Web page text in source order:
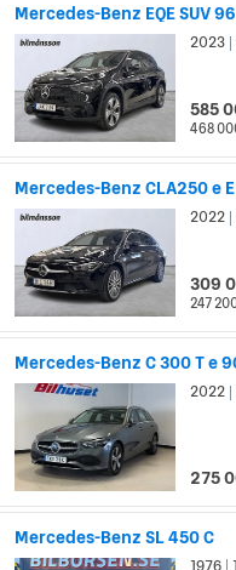
Mercedes-Benz EQE SUV
2023
585
468
Mercedes-Benz CLA250 e
2022
309
247
2022
275
Mercedes-Benz SL 450 C